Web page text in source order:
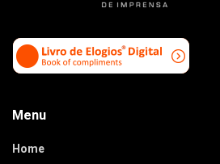
Menu
Home